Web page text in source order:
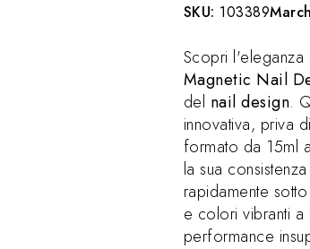
SKU: 103389
Scopri l'eleganza
Magnetic Nail
del nail design.
innovativa, priva
formato da 15ml
la sua
rapidamente
e colori vibranti a
performance